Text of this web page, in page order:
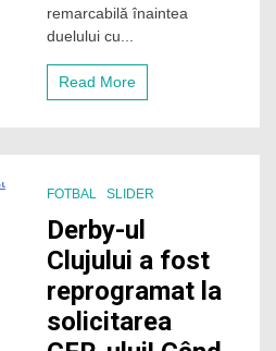
a
remarcabilă înaintea
duelului cu...
Read More
FOTBAL SLIDER
Derby-ul
Clujului a fost
reprogramat la
solicitarea